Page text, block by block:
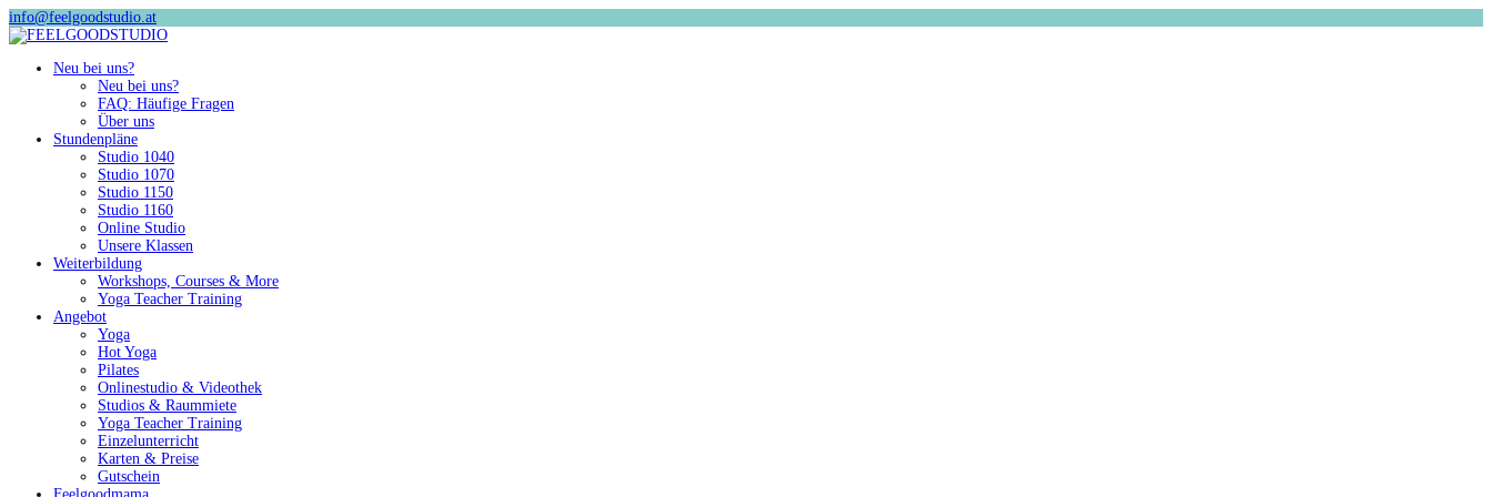
info@feelgoodstudio.at
Neu bei uns?
Neu bei uns?
FAQ: Häufige Fragen
Über uns
Stundenpläne
Studio 1040
Studio 1070
Studio 1150
Studio 1160
Online Studio
Unsere Klassen
Weiterbildung
Workshops, Courses & More
Yoga Teacher Training
Angebot
Yoga
Hot Yoga
Pilates
Onlinestudio & Videothek
Studios & Raummiete
Yoga Teacher Training
Einzelunterricht
Karten & Preise
Gutschein